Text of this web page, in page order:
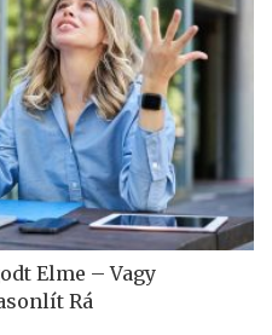
Elme – Vagy
Rá